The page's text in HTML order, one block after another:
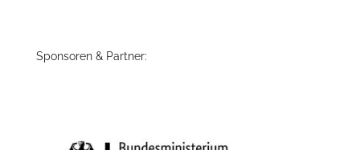
Sponsoren & Partner: